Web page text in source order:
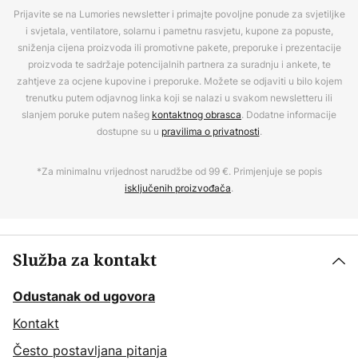
Prijavite se na Lumories newsletter i primajte povoljne ponude za svjetiljke
i svjetala, ventilatore, solarnu i pametnu rasvjetu, kupone za popuste,
sniženja cijena proizvoda ili promotivne pakete, preporuke i prezentacije
proizvoda te sadržaje potencijalnih partnera za suradnju i ankete, te
zahtjeve za ocjene kupovine i preporuke. Možete se odjaviti u bilo kojem
trenutku putem odjavnog linka koji se nalazi u svakom newsletteru ili
slanjem poruke putem našeg kontaktnog obrasca. Dodatne informacije
dostupne su u pravilima o privatnosti.
*Za minimalnu vrijednost narudžbe od 99 €. Primjenjuje se popis
isključenih proizvođača.
Služba za kontakt
Odustanak od ugovora
Kontakt
Često postavljana pitanja